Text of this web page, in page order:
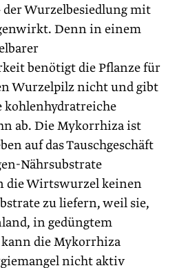
Wurzelbesiedlung mit
Denn in einem
benötigt die Pflanze für
Wurzelpilz nicht und gibt
kohlenhydratreiche
ab. Die Mykorrhiza ist
auf das Tauschgeschäft
Nährsubstrate
die Wirtswurzel keinen
zu liefern, weil sie,
in gedüngtem
die Mykorrhiza
nicht aktiv